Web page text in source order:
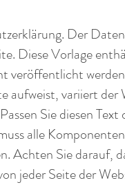
Der
Diese Vorlage
veröffentlicht
aufweist, variiert
Sie diesen Text
alle
Achten Sie darauf,
jeder Seite der